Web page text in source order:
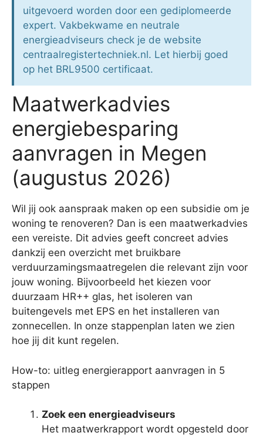
uitgevoerd worden door een gediplomeerde
expert. Vakbekwame en neutrale
energieadviseurs check je de website
centraalregistertechniek.nl. Let hierbij goed
op het BRL9500 certificaat.
Maatwerkadvies
energiebesparing
aanvragen in Megen
(augustus 2026)
Wil jij ook aanspraak maken op een subsidie om je
woning te renoveren? Dan is een maatwerkadvies
een vereiste. Dit advies geeft concreet advies
dankzij een overzicht met bruikbare
verduurzamingsmaatregelen die relevant zijn voor
jouw woning. Bijvoorbeeld het kiezen voor
duurzaam HR++ glas, het isoleren van
buitengevels met EPS en het installeren van
zonnecellen. In onze stappenplan laten we zien
hoe jij dit kunt regelen.
How-to: uitleg energierapport aanvragen in 5
stappen
Zoek een energieadviseurs
Het maatwerkrapport wordt opgesteld door